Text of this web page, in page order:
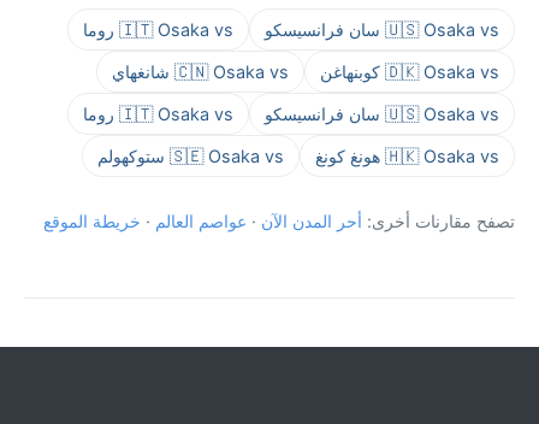
🇺🇸 Osaka vs سان فرانسيسكو 🇮🇹 Osaka vs روما
🇩🇰 Osaka vs كوبنهاغن 🇨🇳 Osaka vs شانغهاي
🇺🇸 Osaka vs سان فرانسيسكو 🇮🇹 Osaka vs روما
🇭🇰 Osaka vs هونغ كونغ 🇸🇪 Osaka vs ستوكهولم
تصفح مقارنات أخرى: أحر المدن الآن · عواصم العالم · خريطة الموقع